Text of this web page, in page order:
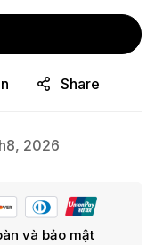
Share
2026
và bảo mật